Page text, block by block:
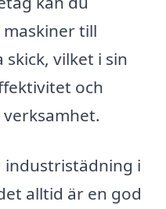
till
vilket i sin
och
industristädning i
alltid är en god